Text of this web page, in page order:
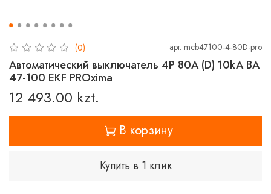
(0) арт. mcb47100-4-80D-pro
Автоматический выключатель 4P 80А (D) 10kA ВА
47-100 EKF PROxima
12 493.00 kzt.
В корзину
Купить в 1 клик